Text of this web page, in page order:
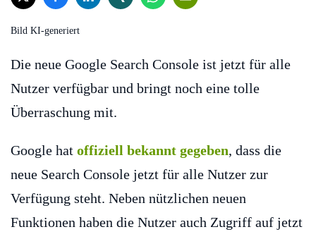
Bild KI-generiert
Die neue Google Search Console ist jetzt für alle
Nutzer verfügbar und bringt noch eine tolle
Überraschung mit.
Google hat offiziell bekannt gegeben, dass die
neue Search Console jetzt für alle Nutzer zur
Verfügung steht. Neben nützlichen neuen
Funktionen haben die Nutzer auch Zugriff auf jetzt